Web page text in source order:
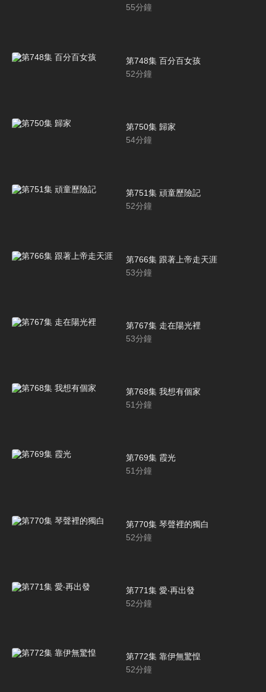
55分鐘
第748集 百分百女孩
52分鐘
第750集 歸家
54分鐘
第751集 頑童歷險記
52分鐘
第766集 跟著上帝走天涯
53分鐘
第767集 走在陽光裡
53分鐘
第768集 我想有個家
51分鐘
第769集 霞光
51分鐘
第770集 琴聲裡的獨白
52分鐘
第771集 愛‧再出發
52分鐘
第772集 靠伊無驚惶
52分鐘